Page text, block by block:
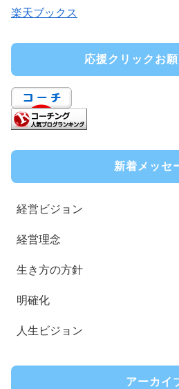
楽天ブックス
応援クリックお
新着メッセ
経営ビジョン
経営理念
生き方の方針
明確化
人生ビジョン
アーカイ